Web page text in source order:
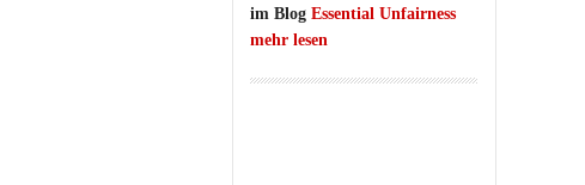
im Blog Essential Unfairness
mehr lesen